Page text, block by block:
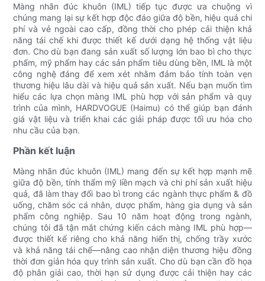
Màng nhãn đúc khuôn (IML) tiếp tục được ưa chuộng vì
chúng mang lại sự kết hợp độc đáo giữa độ bền, hiệu quả chi
phí và vẻ ngoài cao cấp, đồng thời cho phép cải thiện khả
năng tái chế khi được thiết kế dưới dạng hệ thống vật liệu
đơn. Cho dù bạn đang sản xuất số lượng lớn bao bì cho thực
phẩm, mỹ phẩm hay các sản phẩm tiêu dùng bền, IML là một
công nghệ đáng để xem xét nhằm đảm bảo tính toàn vẹn
thương hiệu lâu dài và hiệu quả sản xuất. Nếu bạn muốn tìm
hiểu các lựa chọn màng IML phù hợp với sản phẩm và quy
trình của mình, HARDVOGUE (Haimu) có thể giúp bạn đánh
giá vật liệu và triển khai các giải pháp được tối ưu hóa cho
nhu cầu của bạn.
Phần kết luận
Màng nhãn đúc khuôn (IML) mang đến sự kết hợp mạnh mẽ
giữa độ bền, tính thẩm mỹ liền mạch và chi phí sản xuất hiệu
quả, đã làm thay đổi bao bì trong các ngành thực phẩm & đồ
uống, chăm sóc cá nhân, dược phẩm, hàng gia dụng và sản
phẩm công nghiệp. Sau 10 năm hoạt động trong ngành,
chúng tôi đã tận mắt chứng kiến ​​cách màng IML phù hợp—
được thiết kế riêng cho khả năng hiển thị, chống trầy xước
và khả năng tái chế—nâng cao nhận diện thương hiệu đồng
thời đơn giản hóa quy trình sản xuất. Cho dù bạn cần đồ họa
độ phân giải cao, thời hạn sử dụng được cải thiện hay các